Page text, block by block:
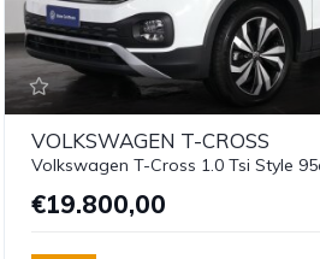
VOLKSWAGEN T-CROSS
Volkswagen T-Cross 1.0 Tsi Style
€19.800,00